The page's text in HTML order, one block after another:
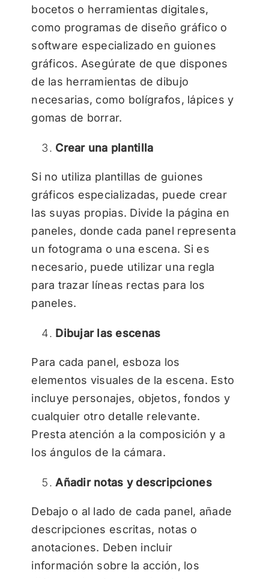
bocetos o herramientas digitales,
como programas de diseño gráfico o
software especializado en guiones
gráficos. Asegúrate de que dispones
de las herramientas de dibujo
necesarias, como bolígrafos, lápices y
gomas de borrar.
Crear una plantilla
Si no utiliza plantillas de guiones
gráficos especializadas, puede crear
las suyas propias. Divide la página en
paneles, donde cada panel representa
un fotograma o una escena. Si es
necesario, puede utilizar una regla
para trazar líneas rectas para los
paneles.
Dibujar las escenas
Para cada panel, esboza los
elementos visuales de la escena. Esto
incluye personajes, objetos, fondos y
cualquier otro detalle relevante.
Presta atención a la composición y a
los ángulos de la cámara.
Añadir notas y descripciones
Debajo o al lado de cada panel, añade
descripciones escritas, notas o
anotaciones. Deben incluir
información sobre la acción, los